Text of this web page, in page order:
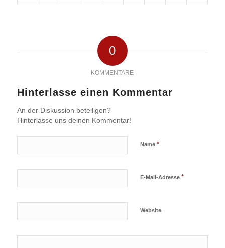
0
KOMMENTARE
Hinterlasse einen Kommentar
An der Diskussion beteiligen?
Hinterlasse uns deinen Kommentar!
Name *
E-Mail-Adresse *
Website